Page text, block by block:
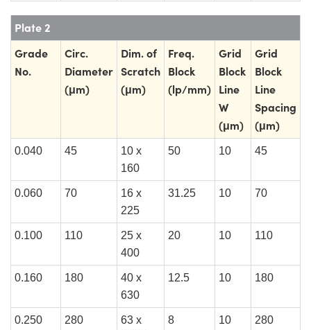
Plate 2
Grade
No.
Circ.
Diameter
(μm)
Dim. of
Scratch
(μm)
Freq.
Block
(lp/mm)
Grid
Block
Line
W
(μm)
Grid
Block
Line
Spacing
(μm)
0.040 45
10 x
160
50 10 45
0.060 70
16 x
225
31.25 10 70
0.100 110
25 x
400
20 10 110
0.160 180
40 x
630
12.5 10 180
0.250 280
63 x
8 10 280